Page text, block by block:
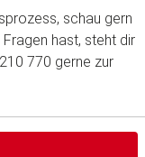
schau gern
Fragen hast, steht dir
770 gerne zur